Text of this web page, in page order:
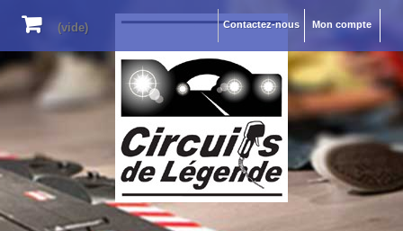
Mon compte
Contactez-nous
(vide)